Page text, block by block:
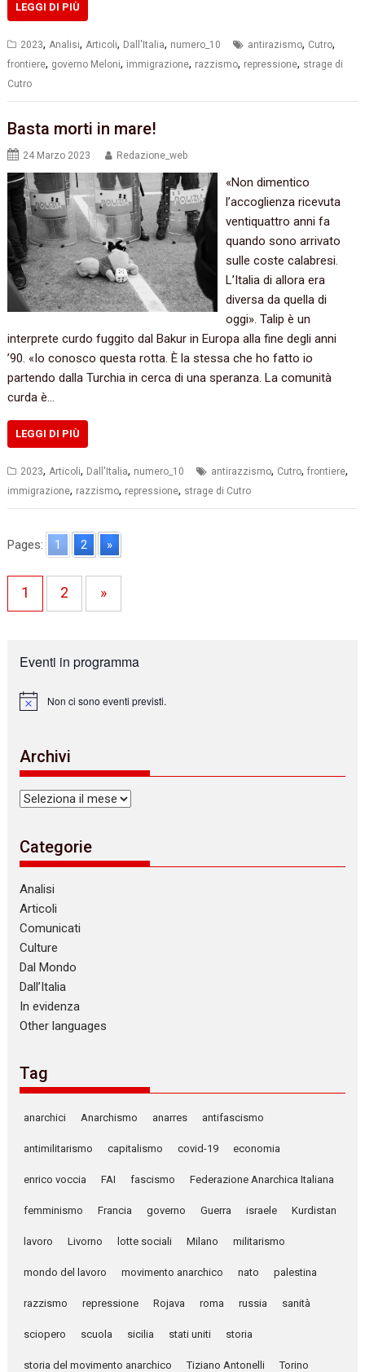
LEGGI DI PIÙ
2023,Analisi,Articoli, Dall'Italia, numero_10 antirazismo, Cutro,
frontiere, governo Meloni, immigrazione, razzismo, repressione, strage di
Cutro
Basta morti in mare!
24 Marzo 2023 Redazione_web
«Non dimentico
l’accoglienza ricevuta
ventiquattro anni fa
quando sono arrivato
sulle coste calabresi.
L’Italia di allora era
diversa da quella di
oggi». Talip è un
interprete curdo fuggito dal Bakur in Europa alla fine degli anni
’90. «Io conosco questa rotta. È la stessa che ho fatto io
partendo dalla Turchia in cerca di una speranza. La comunità
curda è…
LEGGI DI PIÙ
2023, Articoli, Dall'Italia, numero_10 antirazzismo, Cutro,frontiere,
immigrazione, razzismo, repressione, strage di Cutro
Pages: 1 2 »
1 2 »
Eventi in programma
N
c
e
Non ci sono eventi previsti.
Archivi
Archivi
Categorie
Analisi
Articoli
Comunicati
Culture
Dal Mondo
Dall’Italia
In evidenza
Other languages
Tag
anarchici Anarchismo anarres antifascismo
antimilitarismo capitalismo covid-19 economia
enrico voccia FAI fascismo Federazione Anarchica Italiana
femminismo Francia governo Guerra israele Kurdistan
lavoro Livorno lotte sociali Milano militarismo
mondo del lavoro movimento anarchico nato palestina
razzismo repressione Rojava roma russia sanità
sciopero scuola sicilia stati uniti storia
storia del movimento anarchico Tiziano Antonelli Torino